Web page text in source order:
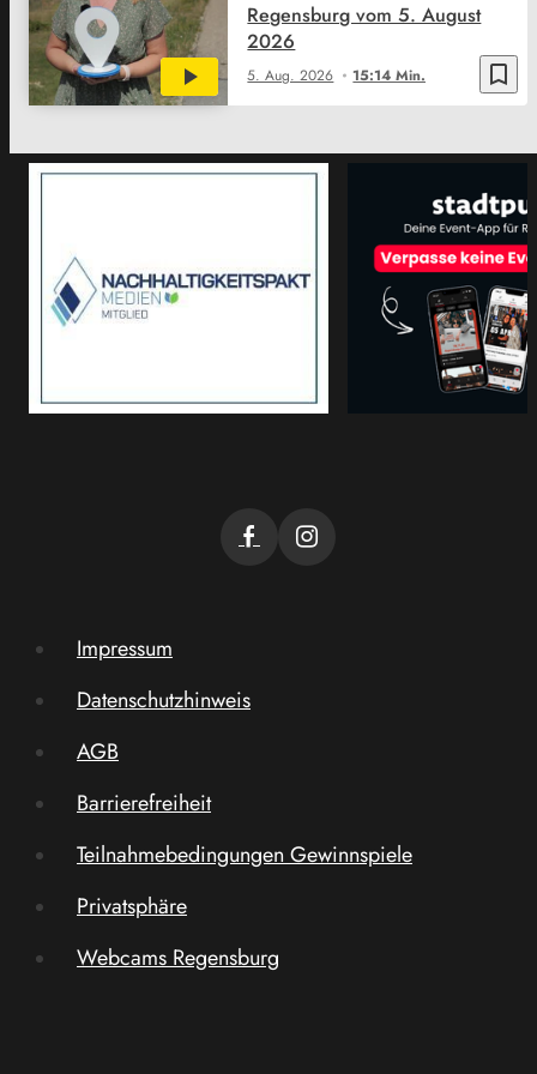
bookmark_border
5. Aug. 2026 15:14 Min.
Regensburg vom 5. August
2026
Impressum
Datenschutzhinweis
AGB
Barrierefreiheit
Teilnahmebedingungen Gewinnspiele
Privatsphäre
Webcams Regensburg